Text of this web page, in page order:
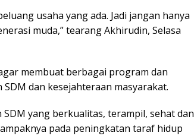
usaha yang ada. Jadi jangan hanya
muda,” tearang Akhirudin, Selasa
membuat berbagai program dan
dan kesejahteraan masyarakat.
yang berkualitas, terampil, sehat dan
pada peningkatan taraf hidup